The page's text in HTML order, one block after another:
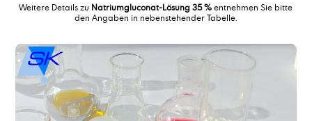
Neopentylglykol
Nitrobenzolsulfonsäure, Na-Salz, Granulat
Weitere Details zu Natriumgluconat-Lösung 35 %entnehmen Sie bitte
den Angaben in nebenstehender Tabelle.